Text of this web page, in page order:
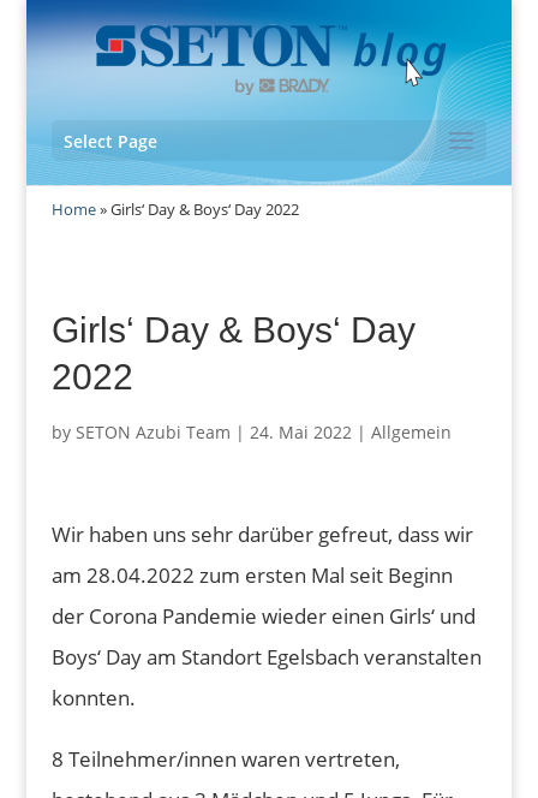
Select Page
Home»Girls‘ Day & Boys‘ Day 2022
Girls‘ Day & Boys‘ Day
2022
by SETON Azubi Team | 24. Mai 2022 | Allgemein
Wir haben uns sehr darüber gefreut, dass wir
am 28.04.2022 zum ersten Mal seit Beginn
der Corona Pandemie wieder einen Girls‘ und
Boys‘ Day am Standort Egelsbach veranstalten
konnten.
8 Teilnehmer/innen waren vertreten,